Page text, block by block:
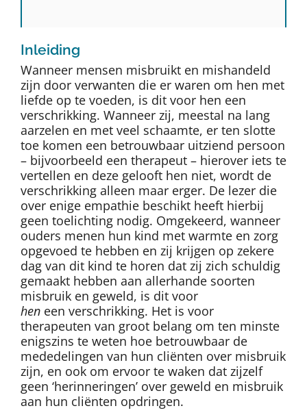
Inleiding
Wanneer mensen misbruikt en mishandeld
zijn door verwanten die er waren om hen met
liefde op te voeden, is dit voor hen een
verschrikking. Wanneer zij, meestal na lang
aarzelen en met veel schaamte, er ten slotte
toe komen een betrouwbaar uitziend persoon
– bijvoorbeeld een therapeut – hierover iets te
vertellen en deze gelooft hen niet, wordt de
verschrikking alleen maar erger. De lezer die
over enige empathie beschikt heeft hierbij
geen toelichting nodig. Omgekeerd, wanneer
ouders menen hun kind met warmte en zorg
opgevoed te hebben en zij krijgen op zekere
dag van dit kind te horen dat zij zich schuldig
gemaakt hebben aan allerhande soorten
misbruik en geweld, is dit voor
hen een verschrikking. Het is voor
therapeuten van groot belang om ten minste
enigszins te weten hoe betrouwbaar de
mededelingen van hun cliënten over misbruik
zijn, en ook om ervoor te waken dat zijzelf
geen ‘herinneringen’ over geweld en misbruik
aan hun cliënten opdringen.